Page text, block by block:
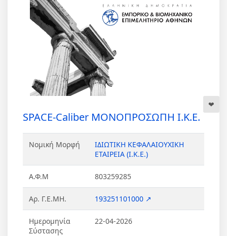
SPACE-Caliber ΜΟΝΟΠΡΟΣΩΠΗ Ι.Κ.Ε.
Νομική Μορφή
ΙΔΙΩΤΙΚΗ ΚΕΦΑΛΑΙΟΥΧΙΚΗ
ΕΤΑΙΡΕΙΑ (Ι.Κ.Ε.)
Α.Φ.Μ 803259285
Αρ. Γ.Ε.ΜΗ. 193251101000 ↗
Ημερομηνία
Σύστασης
22-04-2026